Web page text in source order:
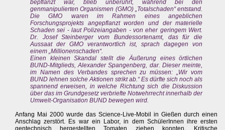
bepflanzt war, blieb unberührt, während bei den
genmanipulierten Organismen (GMO) „Totalschaden“ entstand.
Die GMO waren im Rahmen eines angeblichen
Forschungsprojekts angepflanzt worden und der materielle
Schaden sei - laut Polizeiangaben - von eher geringem Wert.
Dr. Josef Steinberger vom Bundessortenamt, das für die
Aussaat der GMO verantwortlich ist, sprach dagegen von
einem „Millionenschaden“.
Einen kleinen Skandal stellt die Äußerung eines örtlichen
BUND-Mitglieds, Alexander Spangenberg, dar. Dieser meinte,
im Namen des Verbandes sprechen zu müssen: „Wir vom
BUND lehnen solche Aktionen strikt ab.“ Es dürfte sich noch als
spannend erweisen, in welche Richtung sich die Diskussion
über das im Grundgesetz verbriefte Notwehrrecht innerhalb der
Umwelt-Organisation BUND bewegen wird.
Anfang Mai 2000 wurde das Science-Live-Mobil in Gießen durch einen
Anschlag zerstört. Es war ein Labor, in dem SchülerInnen ihre ersten